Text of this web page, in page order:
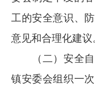
工的安全意识、
意见和合理化建议
（二）安全自
镇安委会组织一